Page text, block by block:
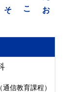
お
こ
そ
信教育課程）